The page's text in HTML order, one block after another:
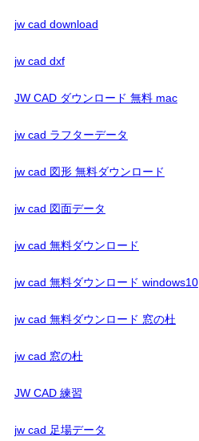
jw cad download
jw cad dxf
JW CAD ダウンロード 無料 mac
jw cad ラフターデータ
jw cad 図形 無料ダウンロード
jw cad 図面データ
jw cad 無料ダウンロード
jw cad 無料ダウンロード windows10
jw cad 無料ダウンロード 窓の杜
jw cad 窓の杜
JW CAD 練習
jw cad 足場データ